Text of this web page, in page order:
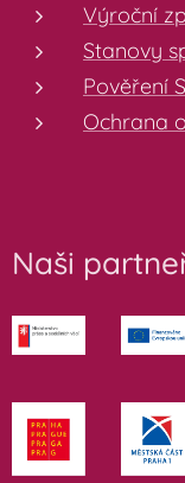
Výroční
Stanovy
Pověření
Ochrana
Naši